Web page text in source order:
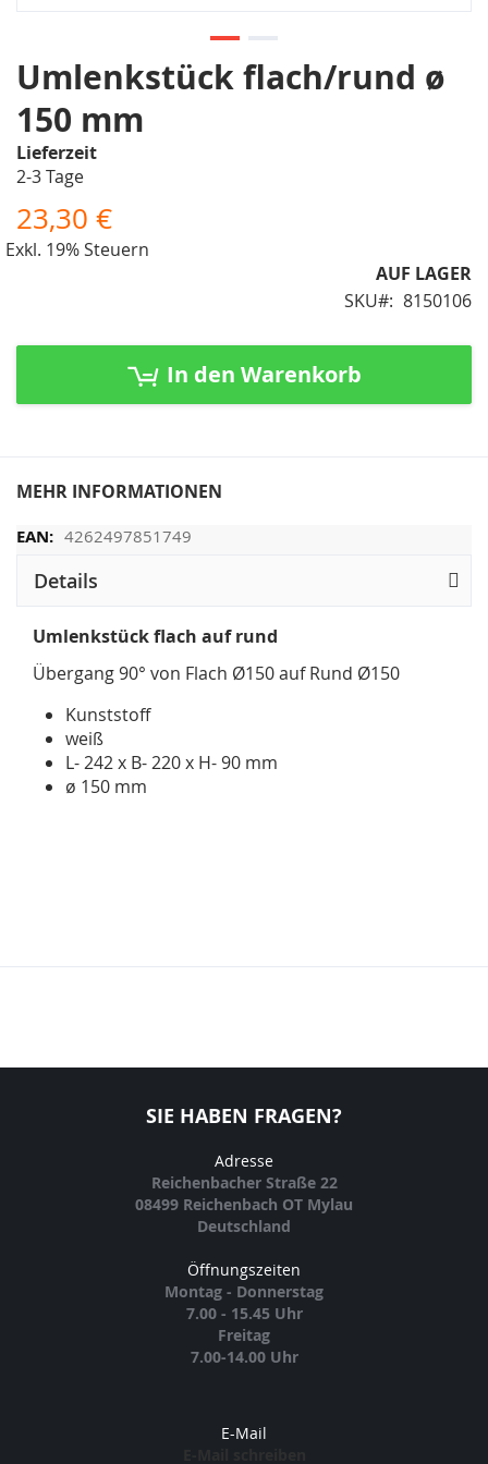
Umlenkstück flach/rund ø
150 mm
Lieferzeit
2-3 Tage
23,30 €
Exkl. 19% Steuern
AUF LAGER
SKU
8150106
In den Warenkorb
MEHR INFORMATIONEN
4262497851749
Zum
Anfang
der
Bildergalerie
springen
Details
Umlenkstück flach auf rund
Übergang 90° von Flach Ø150 auf Rund Ø150
Kunststoff
weiß
L- 242 x B- 220 x H- 90 mm
ø 150 mm
SIE HABEN FRAGEN?
Adresse
Reichenbacher Straße 22
08499 Reichenbach OT Mylau
Deutschland
Öffnungszeiten
Montag - Donnerstag
7.00 - 15.45 Uhr
Freitag
7.00-14.00 Uhr
E-Mail